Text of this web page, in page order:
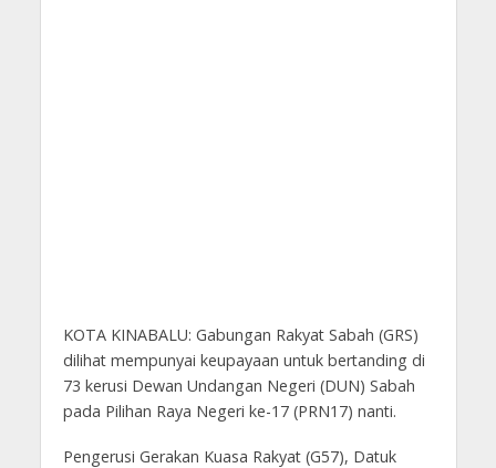
KOTA KINABALU: Gabungan Rakyat Sabah (GRS)
dilihat mempunyai keupayaan untuk bertanding di
73 kerusi Dewan Undangan Negeri (DUN) Sabah
pada Pilihan Raya Negeri ke-17 (PRN17) nanti.
Pengerusi Gerakan Kuasa Rakyat (G57), Datuk